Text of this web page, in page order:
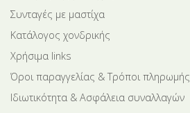
Συνταγές με μαστίχα
Κατάλογος χονδρικής
Χρήσιμα links
Όροι παραγγελίας & Τρόποι πληρωμής
Ιδιωτικότητα & Ασφάλεια συναλλαγών